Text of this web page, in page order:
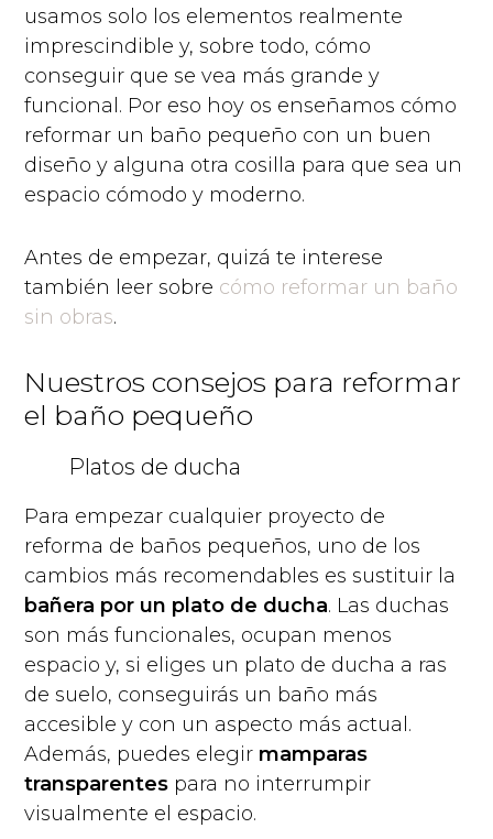
usamos solo los elementos realmente
imprescindible y, sobre todo, cómo
conseguir que se vea más grande y
funcional. Por eso hoy os enseñamos cómo
reformar un baño pequeño con un buen
diseño y alguna otra cosilla para que sea un
espacio cómodo y moderno.
Antes de empezar, quizá te interese
también leer sobre cómo reformar un baño
sin obras.
Nuestros consejos para reformar
el baño pequeño
Platos de ducha
Para empezar cualquier proyecto de
reforma de baños pequeños, uno de los
cambios más recomendables es sustituir la
bañera por un plato de ducha. Las duchas
son más funcionales, ocupan menos
espacio y, si eliges un plato de ducha a ras
de suelo, conseguirás un baño más
accesible y con un aspecto más actual.
Además, puedes elegir mamparas
transparentes para no interrumpir
visualmente el espacio.